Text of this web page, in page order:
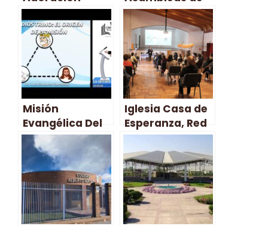
Internacional –
CAI – Padre
Hurtado
los Testigos de
Jehová El Trébol
(SAET) – Padre
Hurtado
Misión
Evangélica Del
Dios Trino
Pentecostal –
Padre Hurtado
Iglesia Casa de
Esperanza, Red
de Compasión
– Padre Hurtado